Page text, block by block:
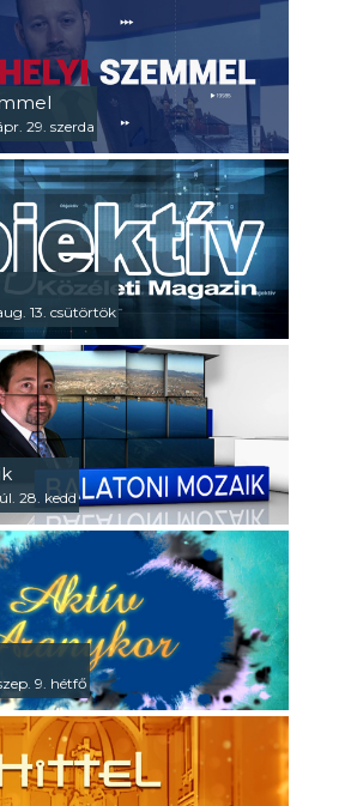
29. szerda
13. csütörtök
28. kedd
9. hétfő